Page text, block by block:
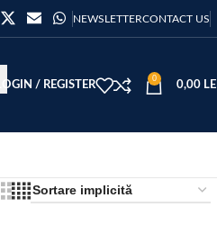
NEWSLETTERCONTACT US
LOGIN / REGISTER
0
0,00 LEI